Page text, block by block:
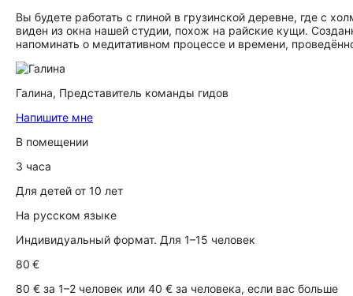
Вы будете работать с глиной в грузинской деревне, где с
виден из окна нашей студии, похож на райские кущи.
напоминать о медитативном процессе и времени,
Галина, Представитель команды гидов
Напишите мне
В помещении
3 часа
Для детей от 10 лет
На русском языке
Индивидуальный формат. Для 1–15 человек
80 €
80 € за 1–2 человек или 40 € за человека, если вас больше